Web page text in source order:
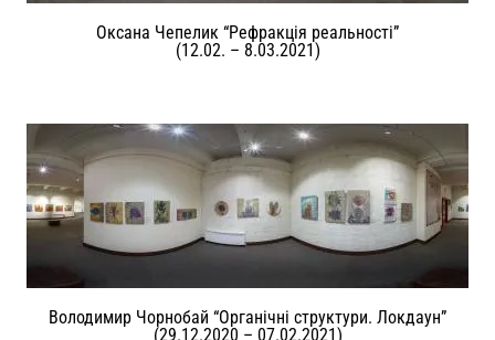
Оксана Чепелик “Рефракція реальності”
(12.02. – 8.03.2021)
Володимир Чорнобай “Органічні структури. Локдаун”
(29.12.2020 – 07.02.2021)